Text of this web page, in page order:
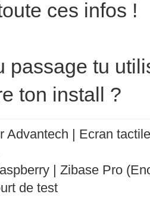
ces infos !
passage tu
ton install ?
Advantech | Ecran
| Zibase Pro
de test